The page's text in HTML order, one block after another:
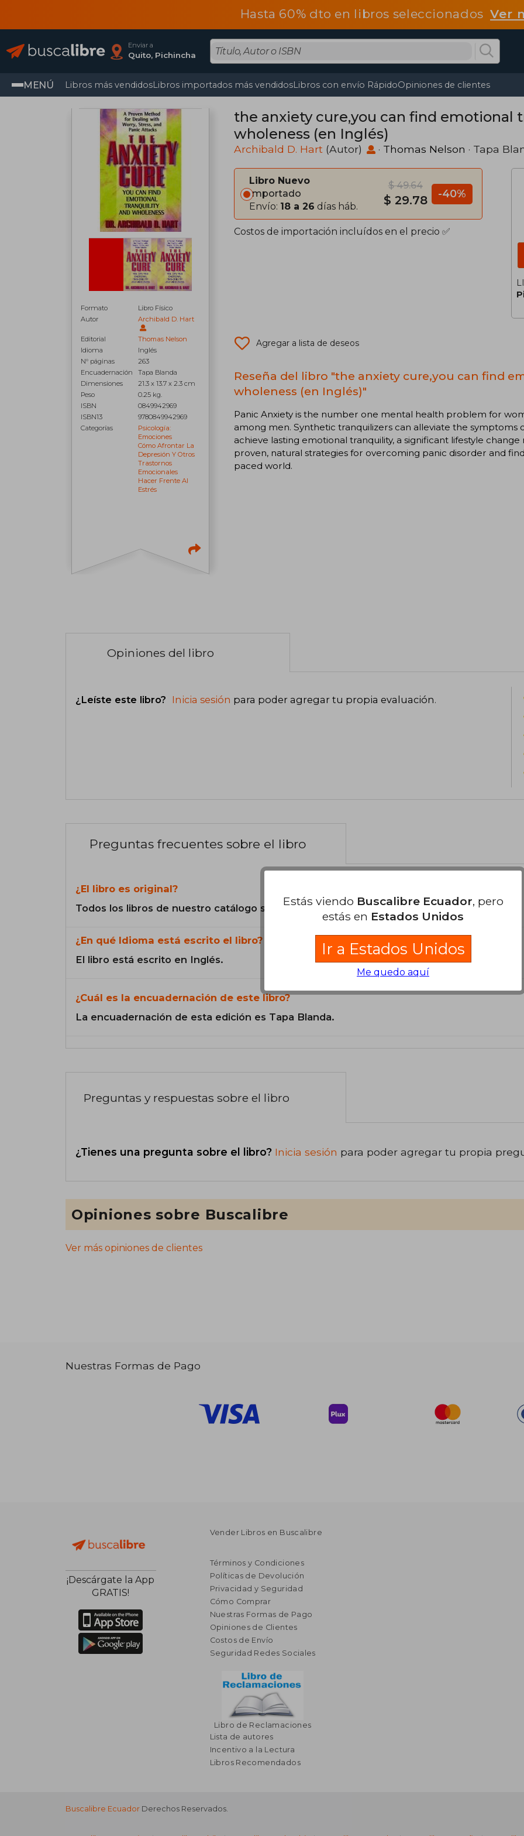
Hasta 60% dto en libros seleccionadosVer
Enviar a
Quito, Pichincha
MENÚ Libros más vendidosLibros importados más vendidosLibros con envío RápidoOpiniones de clientes
Formato
Libro Físico
Autor
Archibald D. Hart
Editorial
Thomas Nelson
Idioma
Inglés
N° páginas
263
Encuadernación
Tapa Blanda
Dimensiones
21.3 x 13.7 x 2.3 cm
Peso
0.25 kg.
ISBN
0849942969
ISBN13
9780849942969
Categorías
Psicología:
Emociones
Cómo Afrontar La
Depresión Y Otros
Trastornos
Emocionales
Hacer Frente Al
Estrés
the anxiety cure,you can find emotional
wholeness (en Inglés)
Archibald D. Hart (Autor) · Thomas Nelson · Tapa
Libro Nuevo
Importado
Envío: 18 a 26 días háb.
$ 49.64
$ 29.78 -40%
Costos de importación incluídos en el precio ✅
Agregar a lista de deseos
Reseña del libro "the anxiety cure,you can find
wholeness (en Inglés)"
Panic Anxiety is the number one mental health problem for
among men. Synthetic tranquilizers can alleviate the symptoms
achieve lasting emotional tranquility, a significant lifestyle
proven, natural strategies for overcoming panic disorder and
paced world.
Opiniones del libro
¿Leíste este libro? Inicia sesión para poder agregar tu propia evaluación.
Preguntas frecuentes sobre el libro
¿El libro es original?
Todos los libros de nuestro catálogo son Originales.
¿En qué Idioma está escrito el libro?
El libro está escrito en Inglés.
¿Cuál es la encuadernación de este libro?
La encuadernación de esta edición es Tapa Blanda.
Preguntas y respuestas sobre el libro
¿Tienes una pregunta sobre el libro? Inicia sesión para poder agregar tu propia
Opiniones sobre Buscalibre
Ver más opiniones de clientes
Nuestras Formas de Pago
¡Descárgate la App
GRATIS!
Vender Libros en Buscalibre
Términos y Condiciones
Políticas de Devolución
Privacidad y Seguridad
Cómo Comprar
Nuestras Formas de Pago
Opiniones de Clientes
Costos de Envío
Seguridad Redes Sociales
Libro de Reclamaciones
Lista de autores
Incentivo a la Lectura
Libros Recomendados
Buscalibre Ecuador Derechos Reservados.
Estás viendo Buscalibre Ecuador, pero
estás en Estados Unidos
Ir a Estados Unidos
Me quedo aquí